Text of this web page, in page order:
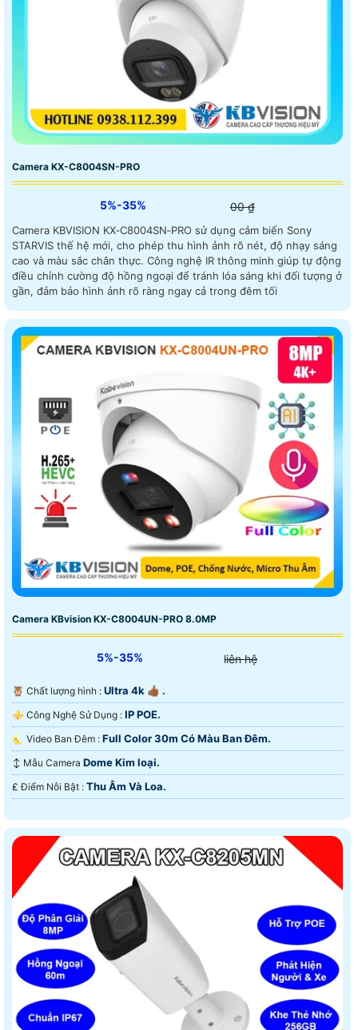
Camera KX-C8004SN-PRO
5%-35% 00 ₫
Camera KBVISION KX‑C8004SN‑PRO sử dụng cảm biến Sony
STARVIS thế hệ mới, cho phép thu hình ảnh rõ nét, độ nhạy sáng
cao và màu sắc chân thực. Công nghệ IR thông minh giúp tự động
điều chỉnh cường độ hồng ngoại để tránh lóa sáng khi đối tượng ở
gần, đảm bảo hình ảnh rõ ràng ngay cả trong đêm tối
Camera KBvision KX-C8004UN-PRO 8.0MP
5%-35% liên hệ
🦉 Chất lượng hình : Ultra 4k 👍🏾 .
⚜️ Công Nghệ Sử Dụng : IP POE.
🌜 Video Ban Đêm : Full Color 30m Có Màu Ban Ðêm.
↕️ Mẫu Camera Dome Kim loại.
️₤ Điểm Nỗi Bật : Thu Âm Và Loa.